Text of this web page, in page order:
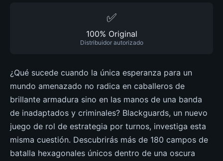
✅
100% Original
Distribuidor autorizado
¿Qué sucede cuando la única esperanza para un
mundo amenazado no radica en caballeros de
brillante armadura sino en las manos de una banda
de inadaptados y criminales? Blackguards, un nuevo
juego de rol de estrategia por turnos, investiga esta
misma cuestión. Descubrirás más de 180 campos de
batalla hexagonales únicos dentro de una oscura